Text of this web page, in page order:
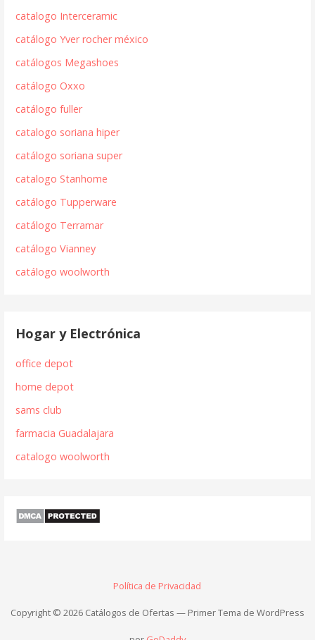
catalogo Interceramic
catálogo Yver rocher méxico
catálogos Megashoes
catálogo Oxxo
catálogo fuller
catalogo soriana hiper
catálogo soriana super
catalogo Stanhome
catálogo Tupperware
catálogo Terramar
catálogo Vianney
catálogo woolworth
Hogar y Electrónica
office depot
home depot
sams club
farmacia Guadalajara
catalogo woolworth
Política de Privacidad
Copyright © 2026 Catálogos de Ofertas — Primer Tema de WordPress